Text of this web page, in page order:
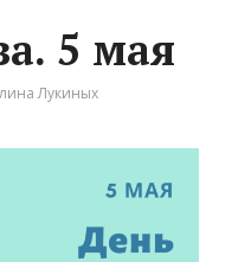
5 мая
Лукиных